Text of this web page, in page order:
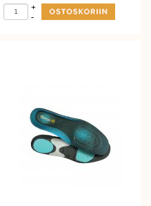
-
+